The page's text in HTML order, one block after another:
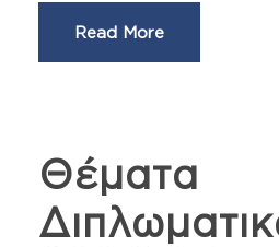
Read More
Θέματα